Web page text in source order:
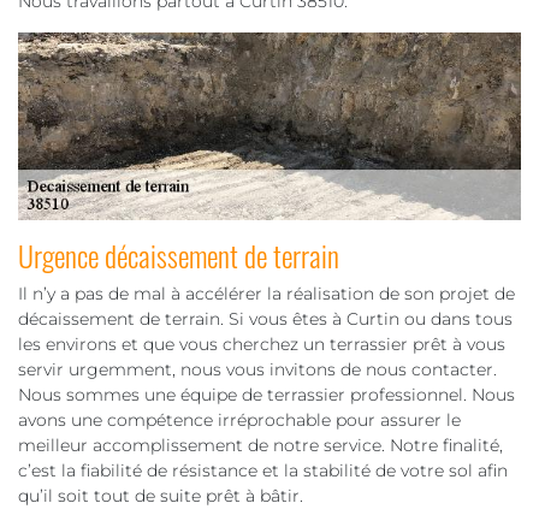
Urgence décaissement de terrain
Il n’y a pas de mal à accélérer la réalisation de son projet de
décaissement de terrain. Si vous êtes à Curtin ou dans tous
les environs et que vous cherchez un terrassier prêt à vous
servir urgemment, nous vous invitons de nous contacter.
Nous sommes une équipe de terrassier professionnel. Nous
avons une compétence irréprochable pour assurer le
meilleur accomplissement de notre service. Notre finalité,
c’est la fiabilité de résistance et la stabilité de votre sol afin
qu’il soit tout de suite prêt à bâtir.